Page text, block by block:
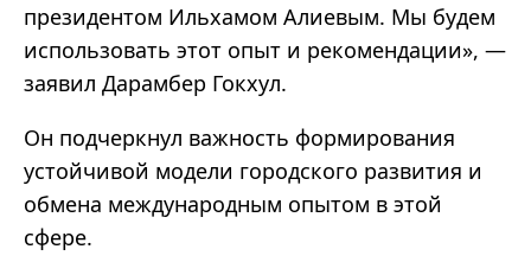
президентом Ильхамом Алиевым. Мы будем
использовать этот опыт и рекомендации», —
заявил Дарамбер Гокхул.
Он подчеркнул важность формирования
устойчивой модели городского развития и
обмена международным опытом в этой
сфере.